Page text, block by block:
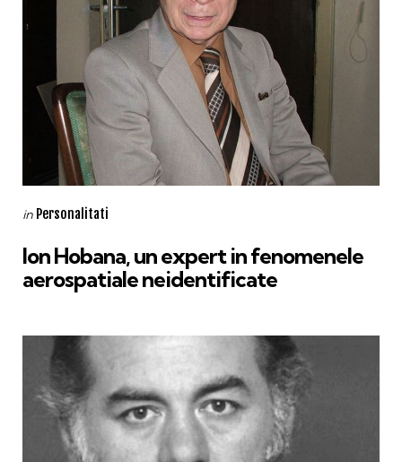
Categories
Posted
in Personalitati
Ion Hobana, un expert in fenomenele
aerospatiale neidentificate